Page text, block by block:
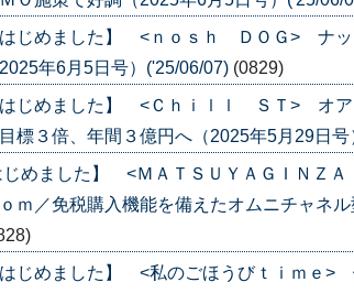
じめました】 <ｎｏｓｈ ＤＯＧ> ナッ
年6月5日号）('25/06/07) (0829)
じめました】 <Ｃｈｉｌｌ ＳＴ> オア
標３倍、年間３億円へ（2025年5月29日
じめました】 <ＭＡＴＳＵＹＡＧＩＮＺ
ｍ／免税購入機能を備えたオムニチャネ
じめました】 <私のごほうびｔｉｍｅ>